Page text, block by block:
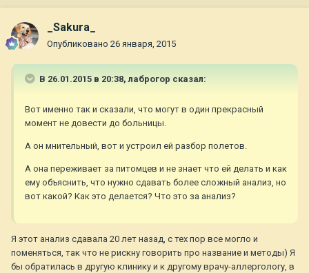
_Sakura_
Опубликовано 26 января, 2015
В 26.01.2015 в 20:38, лаброгор сказал:
Вот именно так и сказали, что могут в один прекрасный
момент не довести до больницы.
А он мнительный, вот и устроил ей разбор полетов.
А она переживает за питомцев и не знает что ей делать и как
ему объяснить, что нужно сдавать более сложный анализ, но
вот какой? Как это делается? Что это за анализ?
Я этот анализ сдавала 20 лет назад, с тех пор все могло и
поменяться, так что не рискну говорить про название и методы) Я
бы обратилась в другую клинику и к другому врачу-аллергологу, в